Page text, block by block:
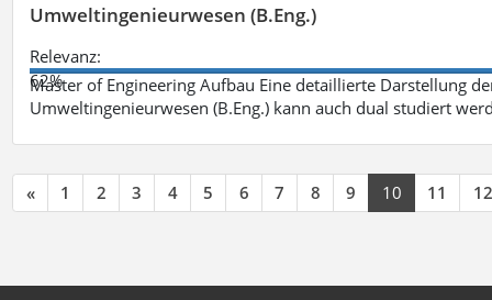
Umweltingenieurwesen (B.Eng.)
Relevanz:
62%
Master of Engineering Aufbau Eine detaillierte Darstellung
Umweltingenieurwesen (B.Eng.) kann auch dual studiert
« 1 2 3 4 5 6 7 8 9 10 11 12